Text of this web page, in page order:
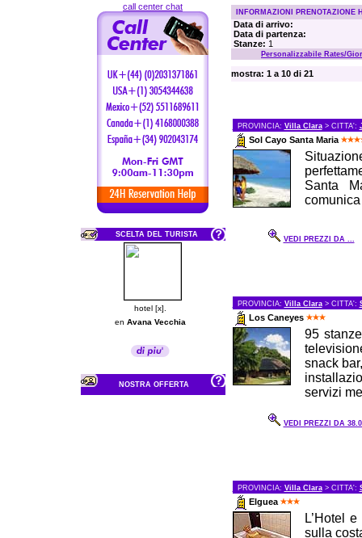
call center chat
SCELTA DEL TURISTA
hotel [x].
en Avana Vecchia
NOSTRA OFFERTA
INFORMAZIONI PRENOTAZIONE
Data di arrivo:
Data di partenza:
Stanze: 1
Personalizzabile Rates/
mostra: 1 a 10 di 21
PROVINCIA: Villa Clara> CITTA':
Sol Cayo Santa Maria
Santa
VEDI PREZZI DA ...
PROVINCIA: Villa Clara> CITTA':
Los Caneyes
95
snack
servizi
VEDI PREZZI DA
PROVINCIA: Villa Clara> CITTA':
Elguea
L’Hotel
sulla